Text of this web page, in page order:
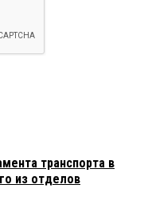
транспорта в
из отделов